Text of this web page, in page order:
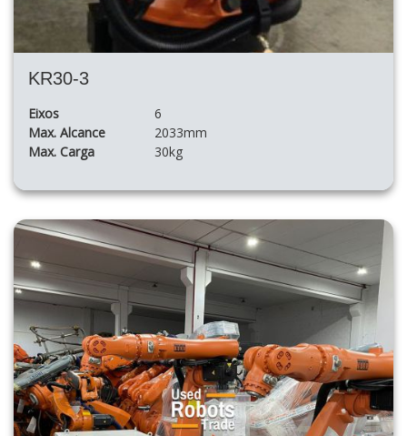
KR30-3
Eixos
6
Max. Alcance
2033mm
Max. Carga
30kg